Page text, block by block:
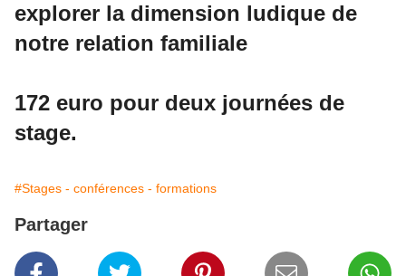
explorer la dimension ludique de
notre relation familiale
172 euro pour deux journées de
stage.
#Stages - conférences - formations
Partager